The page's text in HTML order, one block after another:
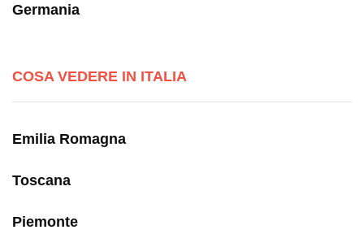
Germania
COSA VEDERE IN ITALIA
Emilia Romagna
Toscana
Piemonte